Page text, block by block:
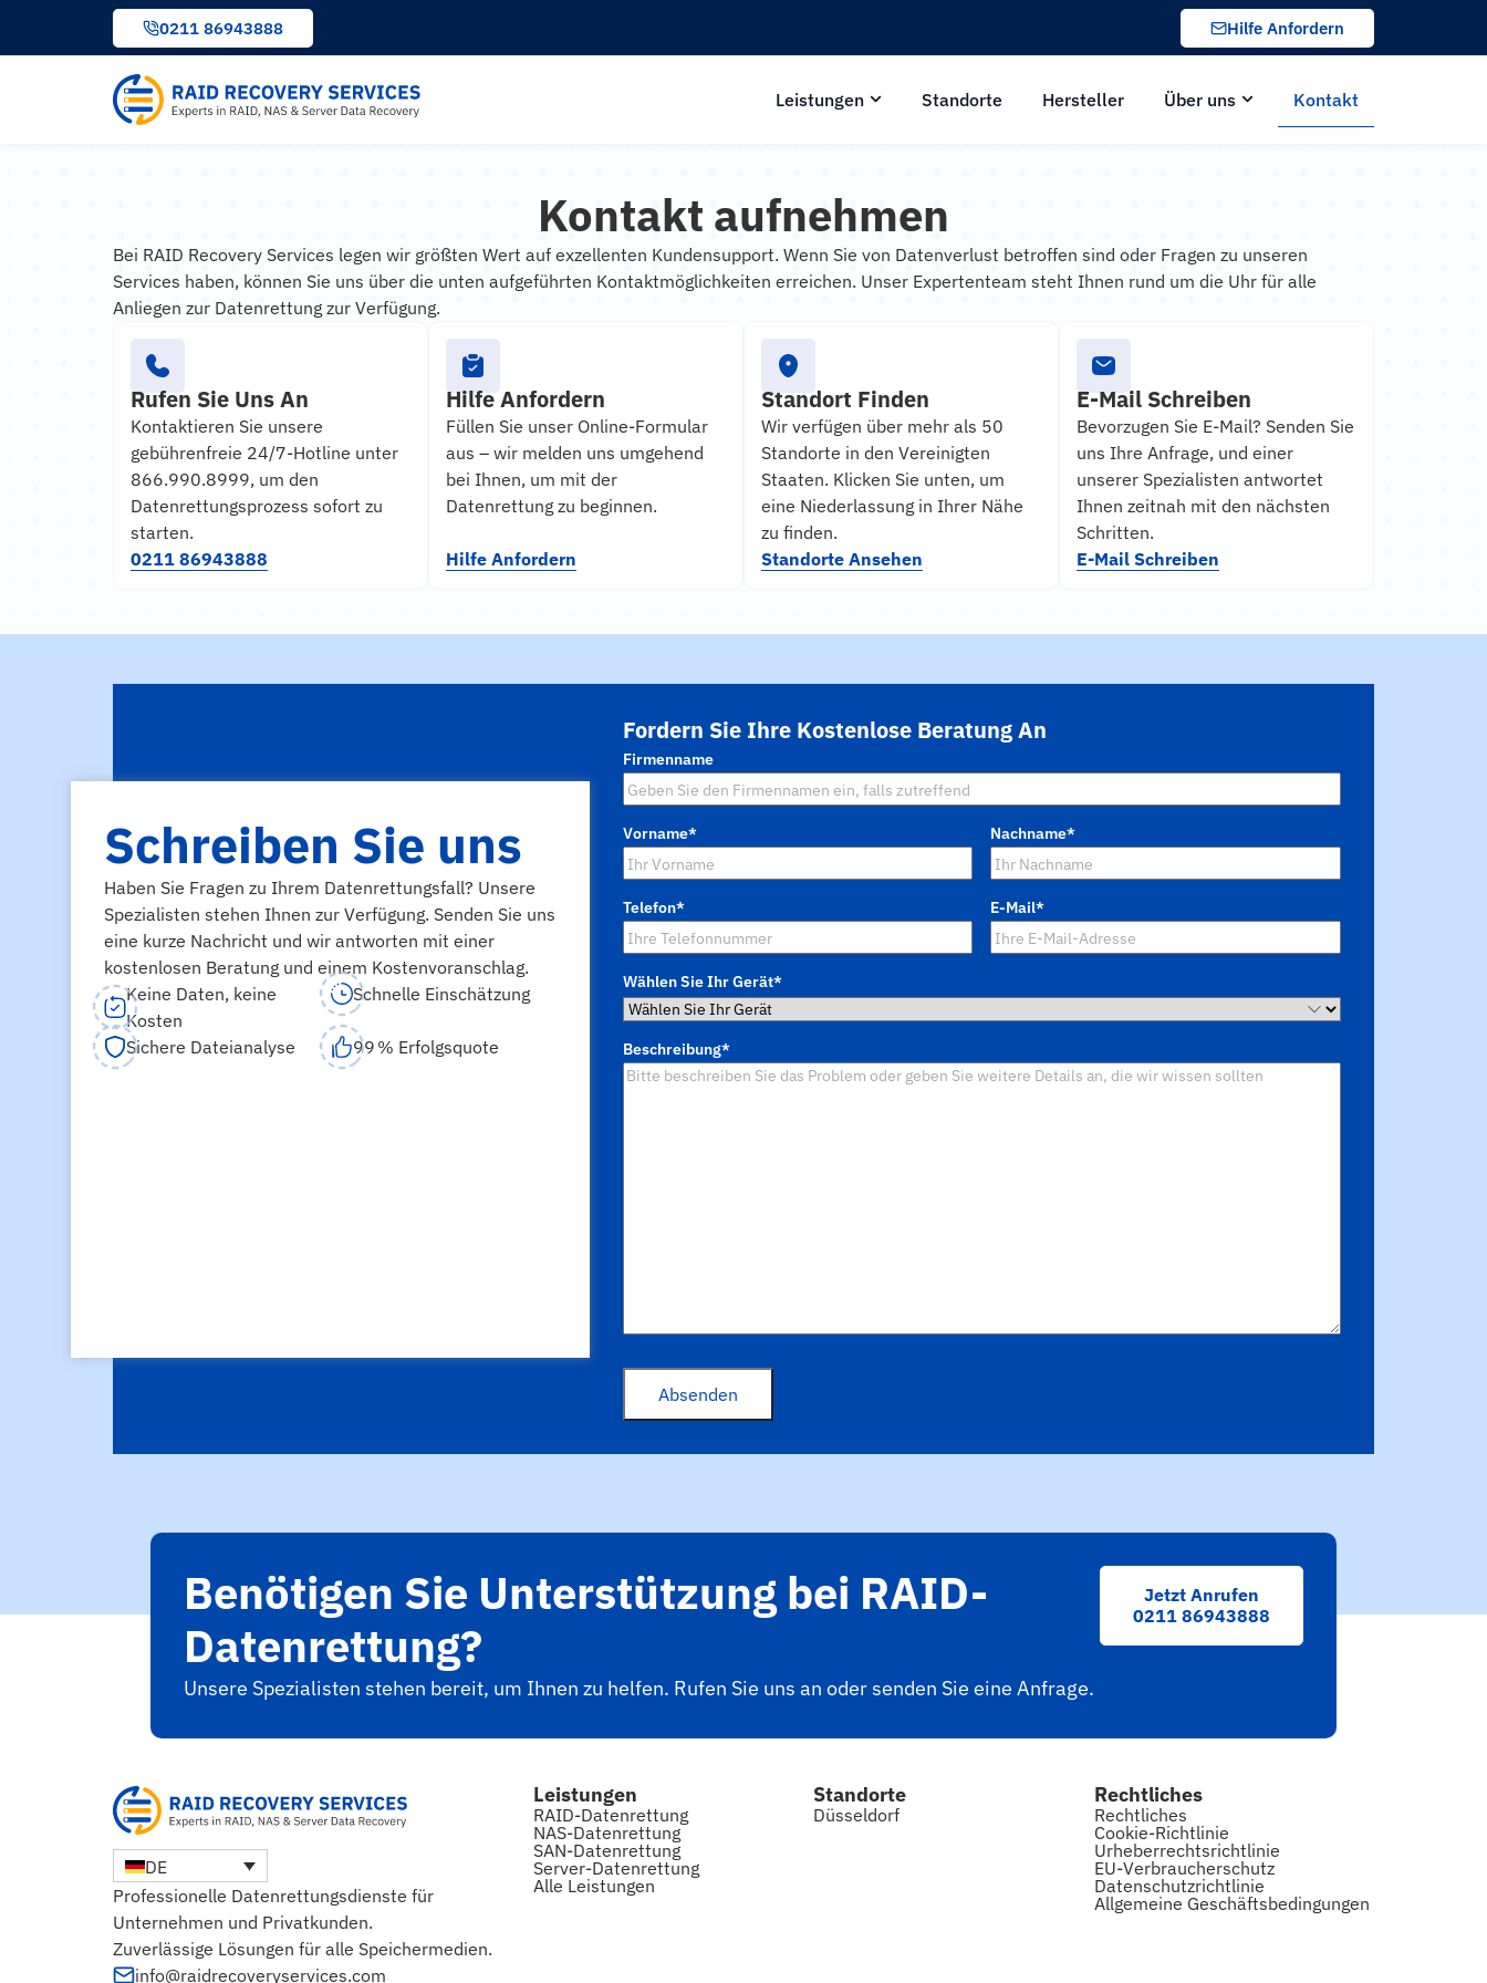
0211 86943888 Hilfe Anfordern
Leistungen Standorte Hersteller Über uns Kontakt
Kontakt aufnehmen
Bei RAID Recovery Services legen wir größten Wert auf exzellenten Kundensupport. Wenn Sie von Datenverlust betroffen sind oder Fragen zu unseren
Services haben, können Sie uns über die unten aufgeführten Kontaktmöglichkeiten erreichen. Unser Expertenteam steht Ihnen rund um die Uhr für alle
Anliegen zur Datenrettung zur Verfügung.
Rufen Sie Uns An
Kontaktieren Sie unsere
gebührenfreie 24/7-Hotline unter
866.990.8999, um den
Datenrettungsprozess sofort zu
starten.
0211 86943888
Hilfe Anfordern
Füllen Sie unser Online-Formular
aus – wir melden uns umgehend
bei Ihnen, um mit der
Datenrettung zu beginnen.
Hilfe Anfordern
Standort Finden
Wir verfügen über mehr als 50
Standorte in den Vereinigten
Staaten. Klicken Sie unten, um
eine Niederlassung in Ihrer Nähe
zu finden.
Standorte Ansehen
E-Mail Schreiben
Bevorzugen Sie E-Mail? Senden Sie
uns Ihre Anfrage, und einer
unserer Spezialisten antwortet
Ihnen zeitnah mit den nächsten
Schritten.
E-Mail Schreiben
Schreiben Sie uns
Haben Sie Fragen zu Ihrem Datenrettungsfall? Unsere
Spezialisten stehen Ihnen zur Verfügung. Senden Sie uns
eine kurze Nachricht und wir antworten mit einer
kostenlosen Beratung und einem Kostenvoranschlag.
Keine Daten, keine
Kosten
Schnelle Einschätzung
Sichere Dateianalyse 99 % Erfolgsquote
Fordern Sie Ihre Kostenlose Beratung An
Firmenname
Vorname* Nachname*
Telefon* E-Mail*
Wählen Sie Ihr Gerät*
Beschreibung*
Absenden
Benötigen Sie Unterstützung bei RAID-
Datenrettung?
Unsere Spezialisten stehen bereit, um Ihnen zu helfen. Rufen Sie uns an oder senden Sie eine Anfrage.
Jetzt Anrufen
0211 86943888
DE
Professionelle Datenrettungsdienste für
Unternehmen und Privatkunden.
Zuverlässige Lösungen für alle Speichermedien.
info@raidrecoveryservices.com
Leistungen
RAID-Datenrettung
NAS-Datenrettung
SAN-Datenrettung
Server-Datenrettung
Alle Leistungen
Standorte
Düsseldorf
Rechtliches
Rechtliches
Cookie-Richtlinie
Urheberrechtsrichtlinie
EU-Verbraucherschutz
Datenschutzrichtlinie
Allgemeine Geschäftsbedingungen